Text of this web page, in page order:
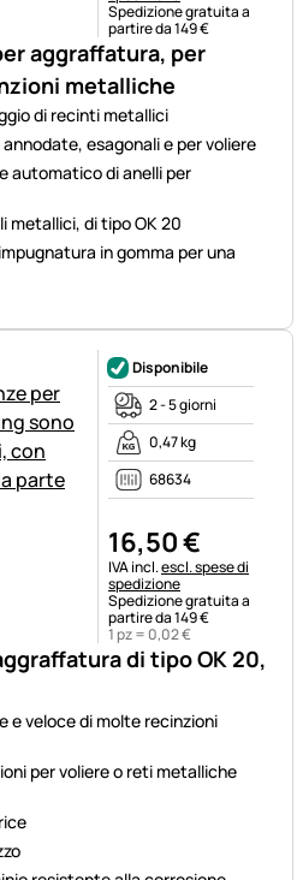
aggraffatura, per
metalliche
di recinti metallici
esagonali e per voliere
automatico di anelli per
metallici, di tipo OK 20
in gomma per una
Spedizione gratuita a
partire da 149 €
di tipo OK 20,
e veloce di molte recinzioni
per voliere o reti metalliche
Disponibile
2 - 5 giorni
0,47 kg
68634
16,50€
Informazioni fiscali:
IVA incl.escl. spese di
spedizione
Spedizione gratuita a
partire da 149 €
1 pz = 0,02€